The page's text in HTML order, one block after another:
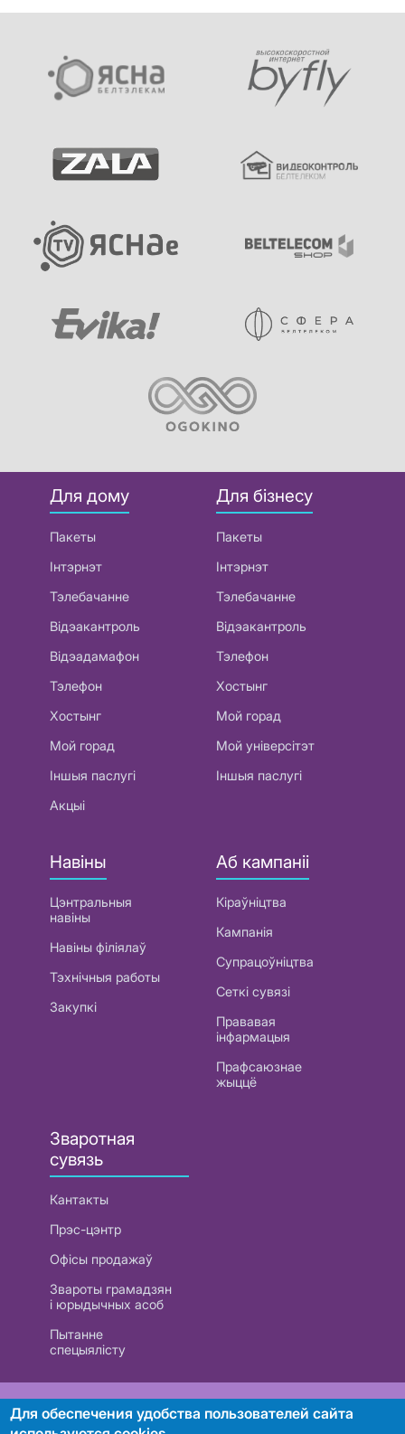
Для дому
Пакеты
Інтэрнэт
Тэлебачанне
Відэакантроль
Відэадамафон
Тэлефон
Хостынг
Мой горад
Іншыя паслугі
Акцыі
Для бізнесу
Пакеты
Інтэрнэт
Тэлебачанне
Відэакантроль
Тэлефон
Хостынг
Мой горад
Мой універсітэт
Іншыя паслугі
Навіны
Цэнтральныя
навіны
Навіны філіялаў
Тэхнічныя работы
Закупкі
Аб кампаніі
Кіраўніцтва
Кампанія
Супрацоўніцтва
Сеткі сувязі
Прававая
інфармацыя
Прафсаюзнае
жыццё
Зваротная
сувязь
Кантакты
Прэс-цэнтр
Офісы продажаў
Звароты грамадзян
і юрыдычных асоб
Пытанне
спецыялісту
РУП «Белтэлекам». УНП 101007741
Для обеспечения удобства пользователей сайта